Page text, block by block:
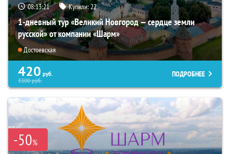
08:13:20 Купили:22
1-дневный тур «Великий Новгород — сердце земли
русской» от компании «Шарм»
Достоевская
420 руб.
3300руб.
ПОДРОБНЕЕ
-50%